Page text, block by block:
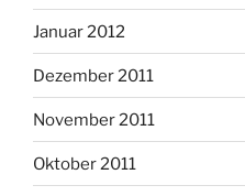
Januar 2012
Dezember 2011
November 2011
Oktober 2011